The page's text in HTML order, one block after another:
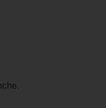
enfants le
d’une